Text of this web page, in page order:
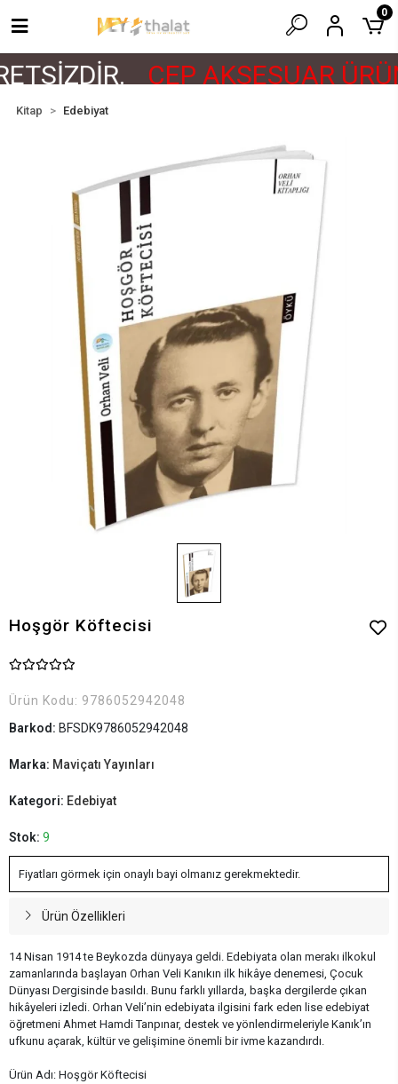
CEP AKSESUAR
0
Kitap Edebiyat
Hoşgör Köftecisi
Ürün Kodu: 9786052942048
Barkod: BFSDK9786052942048
Marka: Maviçatı Yayınları
Kategori: Edebiyat
Stok: 9
Fiyatları görmek için onaylı bayi olmanız gerekmektedir.
Ürün Özellikleri
14 Nisan 1914 te Beykozda dünyaya geldi. Edebiyata olan merakı ilkokul
zamanlarında başlayan Orhan Veli Kanıkın ilk hikâye denemesi, Çocuk
Dünyası Dergisinde basıldı. Bunu farklı yıllarda, başka dergilerde çıkan
hikâyeleri izledi. Orhan Veli’nin edebiyata ilgisini fark eden lise edebiyat
öğretmeni Ahmet Hamdi Tanpınar, destek ve yönlendirmeleriyle Kanık’ın
ufkunu açarak, kültür ve gelişimine önemli bir ivme kazandırdı.
Ürün Adı: Hoşgör Köftecisi